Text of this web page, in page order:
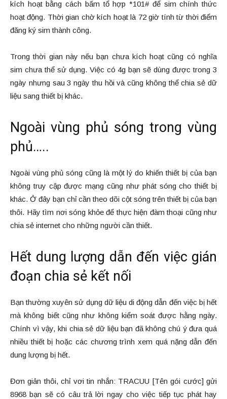
kích hoạt bằng cách bấm tổ hợp *101# để sim chính thức
hoạt động. Thời gian chờ kích hoạt là 72 giờ tính từ thời điểm
đăng ký sim thành công.
Trong thời gian này nếu bạn chưa kích hoạt cũng có nghĩa
sim chưa thể sử dụng. Việc có 4g bạn sẽ dùng được trong 3
ngày nhưng sau 3 ngày thu hồi và cũng không thể chia sẻ dữ
liệu sang thiết bị khác.
Ngoài vùng phủ sóng trong vùng
phủ…..
Ngoài vùng phủ sóng cũng là một lý do khiến thiết bị của bạn
không truy cập được mạng cũng như phát sóng cho thiết bị
khác. Ở đây bạn chỉ cần theo dõi cột sóng trên thiết bị của bạn
thôi. Hãy tìm nơi sóng khỏe để thực hiện đàm thoại cũng như
chia sẻ internet cho những người cần thiết.
Hết dung lượng dẫn đến việc gián
đoạn chia sẻ kết nối
Bạn thường xuyên sử dụng dữ liệu di động dẫn đến việc bị hết
mà không biết cũng như không kiểm soát được hằng ngày.
Chính vì vậy, khi chia sẻ dữ liệu bạn đã không chú ý đưa quá
nhiều thiết bị hoặc các chương trình xem quá nặng dẫn đến
dung lượng bị hết.
Đơn giản thôi, chỉ vơi tin nhắn: TRACUU [Tên gói cước] gửi
8968 bạn sẽ có câu trả lời ngay cho việc tiếp tục phát hay